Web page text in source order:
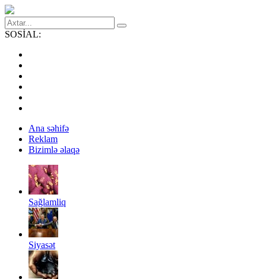
SOSİAL:
Ana səhifə
Reklam
Bizimlə əlaqə
Sağlamliq
Siyasət